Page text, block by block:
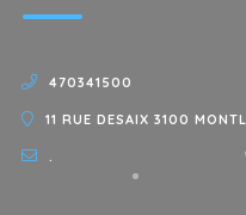
470341500
11 RUE DESAIX 3100
.